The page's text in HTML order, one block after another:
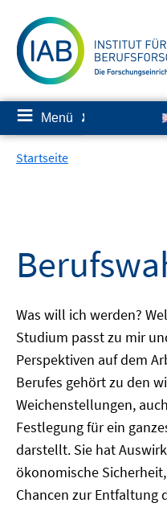
zum
Inhalt
≡ Menü ✘
Startseite
Was will ich werden?
Studium passt zu mir
Perspektiven auf dem
Berufes gehört zu den
Weichenstellungen,
Festlegung für ein
darstellt. Sie hat
ökonomische
Chancen zur Entfaltung